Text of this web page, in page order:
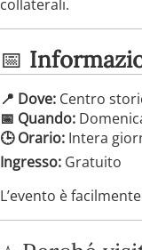
collaterali.
📅
📍 Dove: Centro
📅 Quando:
🕒 Orario: Intera
Ingresso: Gratuito
L’evento è